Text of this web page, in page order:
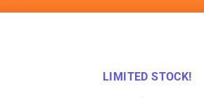
LIMITED STOCK!